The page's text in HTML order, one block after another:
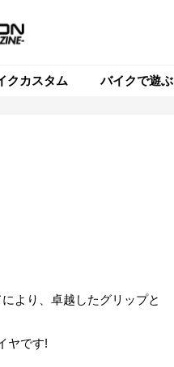
クカスタム バイクで遊ぶ
より、卓越したグリップと
ヤです!